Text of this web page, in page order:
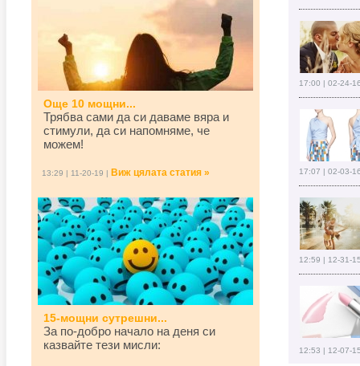
Още 10 мощни...
Трябва сами да си даваме вяра и
стимули, да си напомняме, че
можем!
13:29 | 11-20-19 | Виж цялата статия »
15-мощни сутрешни...
За по-добро начало на деня си
казвайте тези мисли:
17:00 | 02-24-
17:07 | 02-03-
12:59 | 12-31-
12:53 | 12-07-